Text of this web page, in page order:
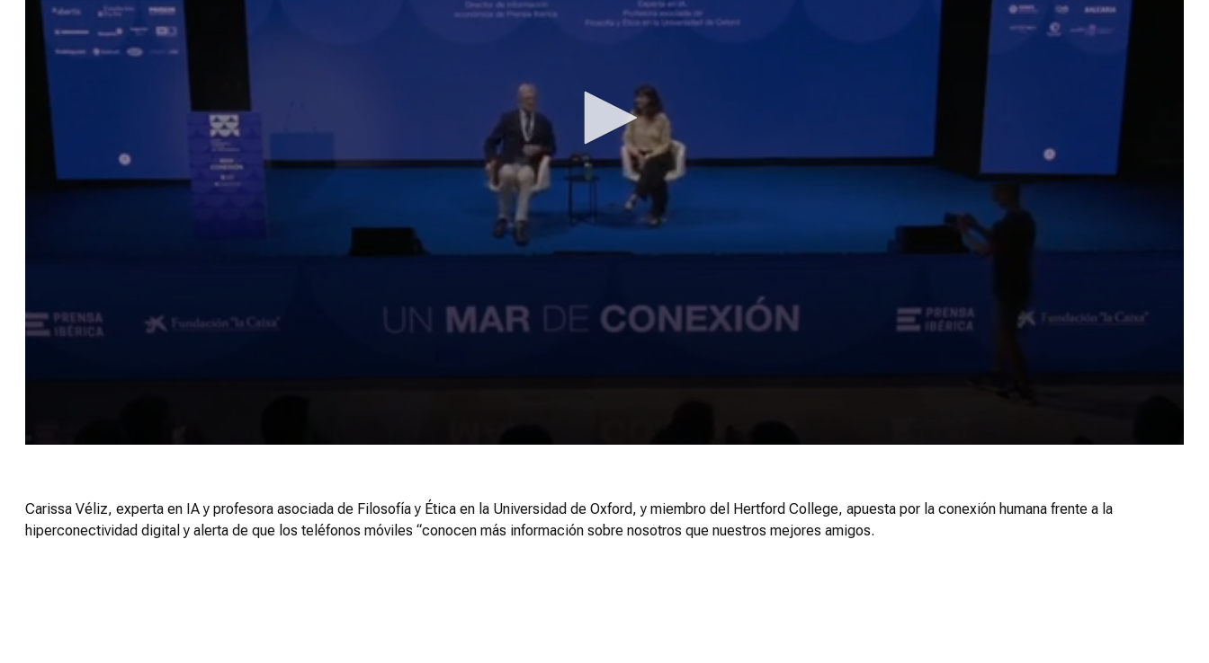
minutes,
9
secondsVolume
Carissa Véliz, experta en IA y profesora asociada de Filosofía y Ética en la Universidad de Oxford, y miembro del Hertford College, apuesta por la conexión humana frente a la
hiperconectividad digital y alerta de que los teléfonos móviles “conocen más información sobre nosotros que nuestros mejores amigos.